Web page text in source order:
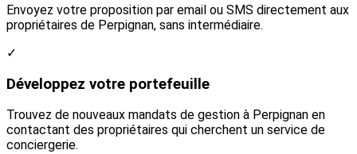
Envoyez votre proposition par email ou SMS directement aux
propriétaires de Perpignan, sans intermédiaire.
✓
Développez votre portefeuille
Trouvez de nouveaux mandats de gestion à Perpignan en
contactant des propriétaires qui cherchent un service de
conciergerie.